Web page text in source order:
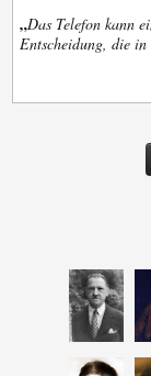
„Das Telefon kann
Entscheidung, die